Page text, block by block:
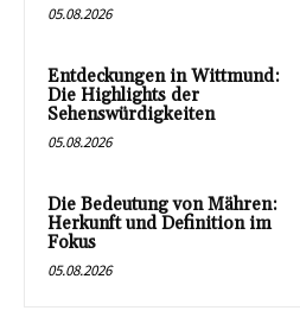
05.08.2026
Entdeckungen in Wittmund:
Die Highlights der
Sehenswürdigkeiten
05.08.2026
Die Bedeutung von Mähren:
Herkunft und Definition im
Fokus
05.08.2026